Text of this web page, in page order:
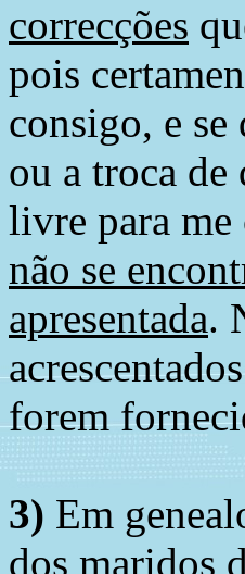
correcções
pois
consigo, e
ou a troca de
livre para
não se
apresentada.
forem
3) Em
dos maridos